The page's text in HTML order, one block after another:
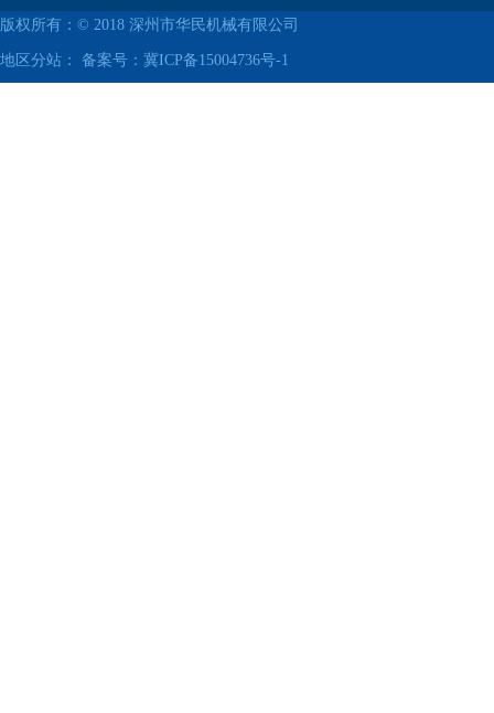
版权所有：© 2018 深州市华民机械有限公司
地区分站： 备案号： 冀ICP备15004736号-1